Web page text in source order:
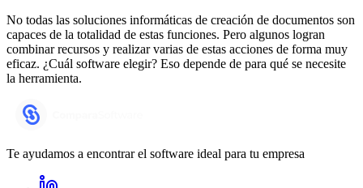
No todas las soluciones informáticas de creación de documentos son
capaces de la totalidad de estas funciones. Pero algunos logran
combinar recursos y realizar varias de estas acciones de forma muy
eficaz. ¿Cuál software elegir? Eso depende de para qué se necesite
la herramienta.
Te ayudamos a encontrar el software ideal para tu empresa